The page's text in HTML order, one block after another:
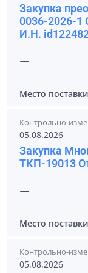
Закупка
0036-2026-1
И.Н.
—
Место
Контрольно-
05.08.2026
Закупка
ТКП-19013
—
Место
Контрольно-
05.08.2026